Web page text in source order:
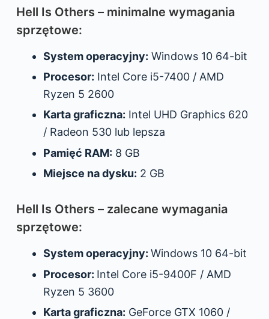
Hell Is Others – minimalne wymagania
sprzętowe:
System operacyjny: Windows 10 64-bit
Procesor: Intel Core i5-7400 / AMD
Ryzen 5 2600
Karta graficzna: Intel UHD Graphics 620
/ Radeon 530 lub lepsza
Pamięć RAM: 8 GB
Miejsce na dysku: 2 GB
Hell Is Others – zalecane wymagania
sprzętowe:
System operacyjny: Windows 10 64-bit
Procesor: Intel Core i5-9400F / AMD
Ryzen 5 3600
Karta graficzna: GeForce GTX 1060 /